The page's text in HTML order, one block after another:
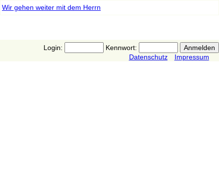
Wir gehen weiter mit dem Herrn
Login:
Kennwort:
Datenschutz
Impressum